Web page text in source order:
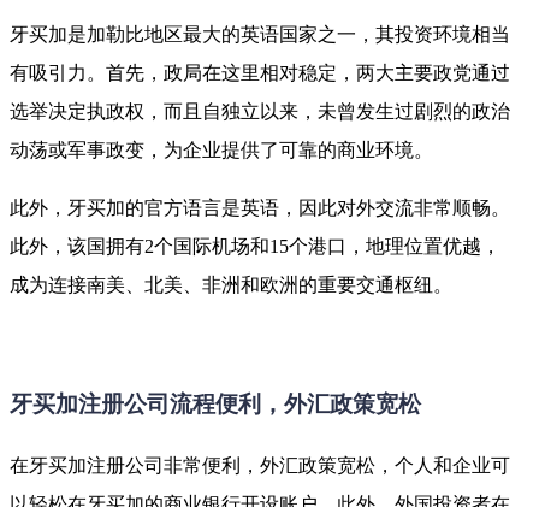
牙买加是加勒比地区最大的英语国家之一，其投资环境相当
有吸引力。首先，政局在这里相对稳定，两大主要政党通过
选举决定执政权，而且自独立以来，未曾发生过剧烈的政治
动荡或军事政变，为企业提供了可靠的商业环境。
此外，牙买加的官方语言是英语，因此对外交流非常顺畅。
此外，该国拥有2个国际机场和15个港口，地理位置优越，
成为连接南美、北美、非洲和欧洲的重要交通枢纽。
牙买加注册公司流程便利，外汇政策宽松
在牙买加注册公司非常便利，外汇政策宽松，个人和企业可